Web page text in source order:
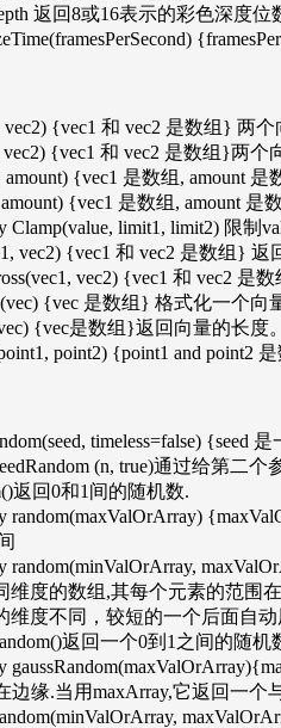
返回8或16表示的彩色深度
vec2) {vec1 和 vec2 是数组} 两个
vec2) {vec1 和 vec2 是数组}两个
amount) {vec1 是数组, amount
{vec1 是数组, amount 是
Clamp(value, limit1, limit2) 限制
vec2) {vec1 和 vec2 是数组}
vec2) {vec1 和 vec2 是
{vec 是数组} 格式化一个向
{vec是数组}返回向量的长度。
point2) {point1 and point2
timeless=false)
(n, true)通过给第二
返回0和1间的随机数.
random(maxValOrArray)
random(minValOrArray,
维度的数组,其每个元素的范围
维度不同，较短的一个后面自动
返回一个0到1之间的随
边缘.当用maxArray,它返回一